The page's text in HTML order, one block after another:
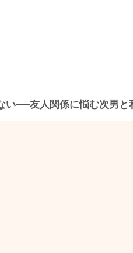
い──友人関係に悩む次男と